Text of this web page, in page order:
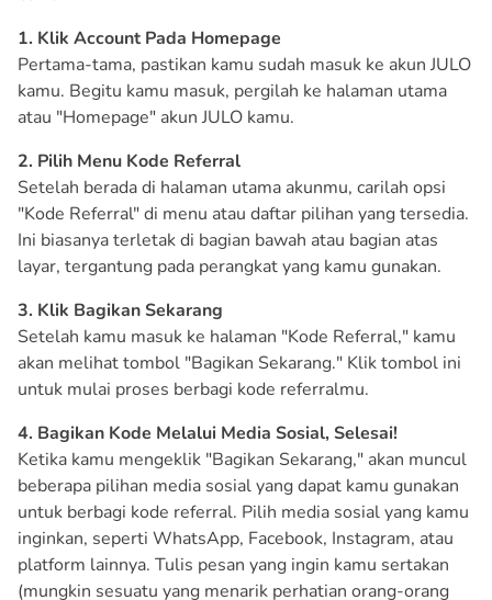
1. Klik Account Pada Homepage
Pertama-tama, pastikan kamu sudah masuk ke akun JULO
kamu. Begitu kamu masuk, pergilah ke halaman utama
atau "Homepage" akun JULO kamu.
2. Pilih Menu Kode Referral
Setelah berada di halaman utama akunmu, carilah opsi
"Kode Referral" di menu atau daftar pilihan yang tersedia.
Ini biasanya terletak di bagian bawah atau bagian atas
layar, tergantung pada perangkat yang kamu gunakan.
3. Klik Bagikan Sekarang
Setelah kamu masuk ke halaman "Kode Referral," kamu
akan melihat tombol "Bagikan Sekarang." Klik tombol ini
untuk mulai proses berbagi kode referralmu.
4. Bagikan Kode Melalui Media Sosial, Selesai!
Ketika kamu mengeklik "Bagikan Sekarang," akan muncul
beberapa pilihan media sosial yang dapat kamu gunakan
untuk berbagi kode referral. Pilih media sosial yang kamu
inginkan, seperti WhatsApp, Facebook, Instagram, atau
platform lainnya. Tulis pesan yang ingin kamu sertakan
(mungkin sesuatu yang menarik perhatian orang-orang